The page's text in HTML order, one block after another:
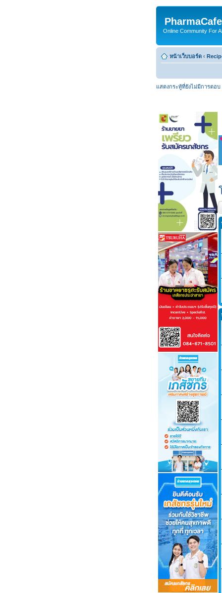
Online Community For
หน้าเว็บบอร์ด ‹
แสดงกระทู้ที่ยังไม่มีการตอบ